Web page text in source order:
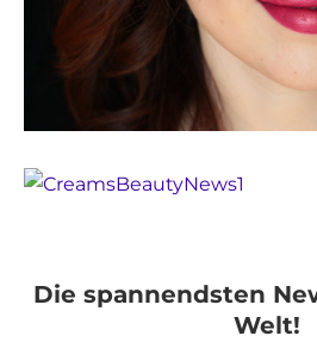
Die spannendsten
Welt!